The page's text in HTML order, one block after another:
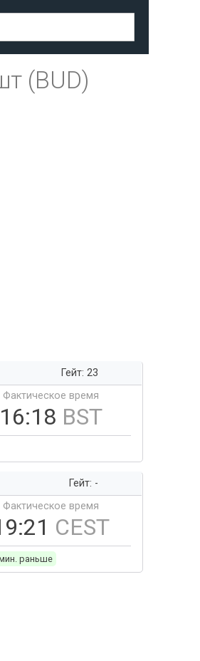
(BUD)
Гейт: 23
Фактическое время
16:18 BST
Гейт: -
Фактическое время
CEST
раньше